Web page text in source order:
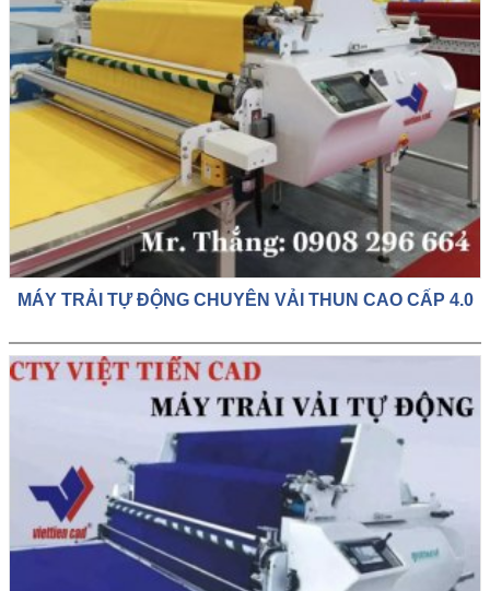
MÁY TRẢI TỰ ĐỘNG CHUYÊN VẢI THUN CAO CẤP 4.0